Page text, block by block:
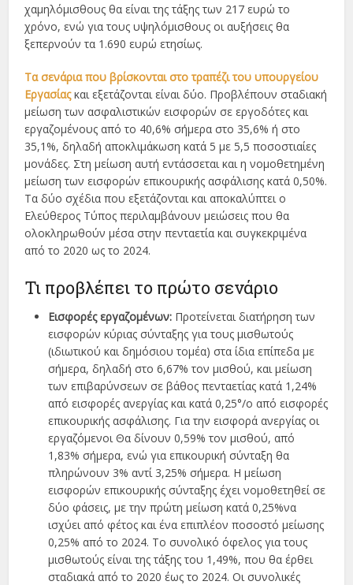
χαμηλόμισθους θα είναι της τάξης των 217 ευρώ το
χρόνο, ενώ για τους υψηλόμισθους οι αυξήσεις θα
ξεπερνούν τα 1.690 ευρώ ετησίως.
Τα σενάρια που βρίσκονται στο τραπέζι του υπουργείου
Εργασίαςκαι εξετάζονται είναι δύο. Προβλέπουν σταδιακή
μείωση των ασφαλιστικών εισφορών σε εργοδότες και
εργαζομένους από το 40,6% σήμερα στο 35,6% ή στο
35,1%, δηλαδή αποκλιμάκωση κατά 5 με 5,5 ποσοστιαίες
μονάδες. Στη μείωση αυτή εντάσσεται και η νομοθετημένη
μείωση των εισφορών επικουρικής ασφάλισης κατά 0,50%.
Τα δύο σχέδια που εξετάζονται και αποκαλύπτει ο
Ελεύθερος Τύπος περιλαμβάνουν μειώσεις που θα
ολοκληρωθούν μέσα στην πενταετία και συγκεκριμένα
από το 2020 ως το 2024.
Τι προβλέπει το πρώτο σενάριο
Εισφορές εργαζομένων: Προτείνεται διατήρηση των
εισφορών κύριας σύνταξης για τους μισθωτούς
(ιδιωτικού και δημόσιου τομέα) στα ίδια επίπεδα με
σήμερα, δηλαδή στο 6,67% τον μισθού, και μείωση
των επιβαρύνσεων σε βάθος πενταετίας κατά 1,24%
από εισφορές ανεργίας και κατά 0,25°/ο από εισφορές
επικουρικής ασφάλισης. Για την εισφορά ανεργίας οι
εργαζόμενοι Θα δίνουν 0,59% τον μισθού, από
1,83% σήμερα, ενώ για επικουρική σύνταξη θα
πληρώνουν 3% αντί 3,25% σήμερα. Η μείωση
εισφορών επικουρικής σύνταξης έχει νομοθετηθεί σε
δύο φάσεις, με την πρώτη μείωση κατά 0,25%να
ισχύει από φέτος και ένα επιπλέον ποσοστό μείωσης
0,25% από το 2024. Το συνολικό όφελος για τους
μισθωτούς είναι της τάξης του 1,49%, που θα έρθει
σταδιακά από το 2020 έως το 2024. Οι συνολικές